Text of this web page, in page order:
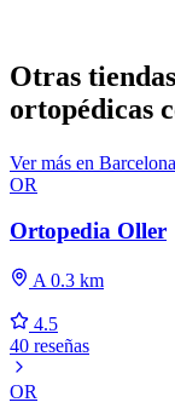
Otras
ortopédicas
Ver más en Barcelona
OR
Ortopedia Oller
A 0.3 km
4.5
40 reseñas
OR